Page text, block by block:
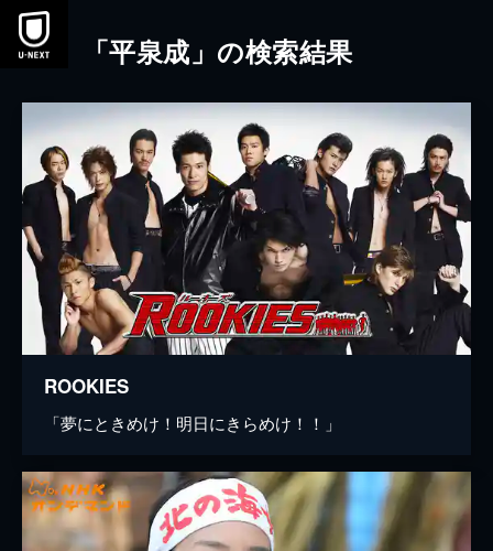
本文へスキップ
「平泉成」の検索結果
ROOKIES
「夢にときめけ！明日にきらめけ！！」